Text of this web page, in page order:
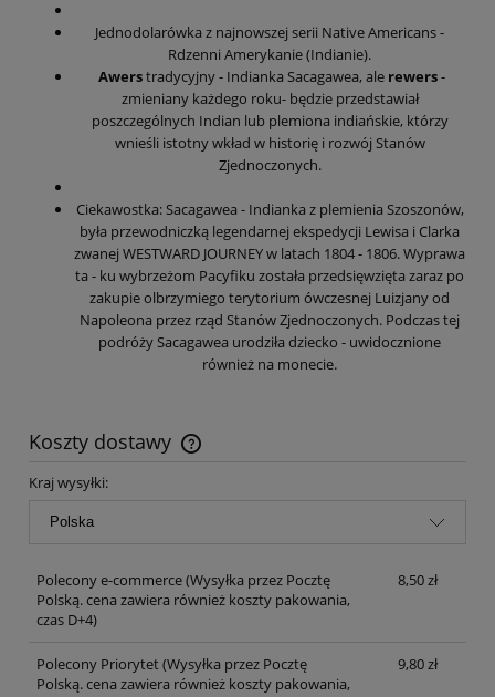
Jednodolarówka z najnowszej serii Native Americans -
Rdzenni Amerykanie (Indianie).
Awerstradycyjny - Indianka Sacagawea, ale rewers-
zmieniany każdego roku- będzie przedstawiał
poszczególnych Indian lub plemiona indiańskie, którzy
wnieśli istotny wkład w historię i rozwój Stanów
Zjednoczonych.
Ciekawostka: Sacagawea - Indianka z plemienia Szoszonów,
była przewodniczką legendarnej ekspedycji Lewisa i Clarka
zwanej WESTWARD JOURNEY w latach 1804 - 1806. Wyprawa
ta - ku wybrzeżom Pacyfiku została przedsięwzięta zaraz po
zakupie olbrzymiego terytorium ówczesnej Luizjany od
Napoleona przez rząd Stanów Zjednoczonych. Podczas tej
podróży Sacagawea urodziła dziecko - uwidocznione
również na monecie.
Koszty dostawy
Cena nie zawiera ewentualnych kosztów płatności
Kraj wysyłki:
Polecony e-commerce(Wysyłka przez Pocztę
Polską. cena zawiera również koszty pakowania,
czas D+4)
8,50 zł
Polecony Priorytet(Wysyłka przez Pocztę
Polską. cena zawiera również koszty pakowania,
9,80 zł